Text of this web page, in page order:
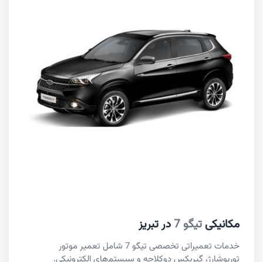
مکانیکی تیگو 7 در تبریز
خدمات تعمیراتی تخصصی تیگو 7 شامل تعمیر موتور